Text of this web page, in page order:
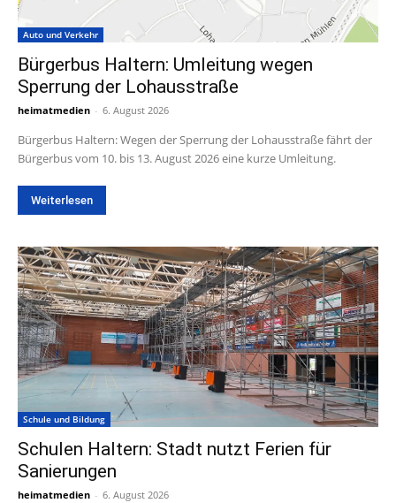
Auto und Verkehr
Bürgerbus Haltern: Umleitung wegen
Sperrung der Lohausstraße
heimatmedien - 6. August 2026
Bürgerbus Haltern: Wegen der Sperrung der Lohausstraße fährt der
Bürgerbus vom 10. bis 13. August 2026 eine kurze Umleitung.
Weiterlesen
Schule und Bildung
Schulen Haltern: Stadt nutzt Ferien für
Sanierungen
heimatmedien - 6. August 2026